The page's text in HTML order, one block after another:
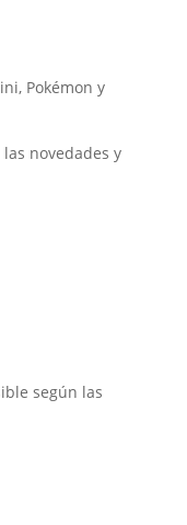
Pokémon y
novedades y
según las